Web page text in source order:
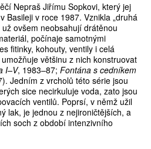
Nepraš Jiřímu Sopkovi, který jej
Basileji v roce 1987. Vznikla „druhá
ovšem neobsahují drátěnou
počínaje samotnými
fitinky, kohouty, ventily i celá
většinu z nich konstruovat
I–V, 1983–87; Fontána s cedníkem
Jedním z vrcholů této série jsou
sice necirkuluje voda, zato jsou
ventilů. Poprsí, v němž užil
lak, je jednou z nejironičtějších, a
soch z období intenzivního